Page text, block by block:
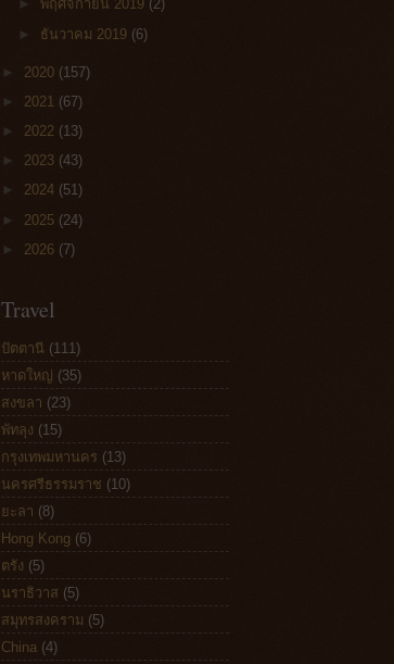
►พฤศจิกายน 2019 (2)
► ธันวาคม 2019 (6)
► 2020 (157)
► 2021 (67)
► 2022 (13)
► 2023 (43)
► 2024 (51)
► 2025 (24)
► 2026 (7)
Travel
ปัตตานี (111)
หาดใหญ่ (35)
สงขลา (23)
พัทลุง (15)
กรุงเทพมหานคร (13)
นครศรีธรรมราช (10)
ยะลา (8)
Hong Kong (6)
ตรัง (5)
นราธิวาส (5)
สมุทรสงคราม (5)
China (4)